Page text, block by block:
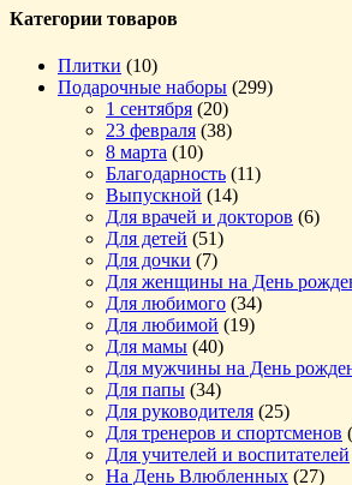
Категории товаров
Плитки (10)
Подарочные наборы (299)
1 сентября (20)
23 февраля (38)
8 марта (10)
Благодарность (11)
Выпускной (14)
Для врачей и докторов (6)
Для детей (51)
Для дочки (7)
Для женщины на День
Для любимого (34)
Для любимой (19)
Для мамы (40)
Для мужчины на День
Для папы (34)
Для руководителя (25)
Для тренеров и спортсменов
Для учителей и воспитателей
На День Влюбленных (27)